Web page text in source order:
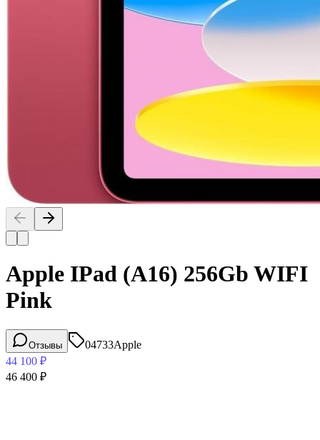
Apple IPad (A16) 256Gb WIFI
Pink
Отзывы 04733Apple
44 100 ₽
46 400 ₽